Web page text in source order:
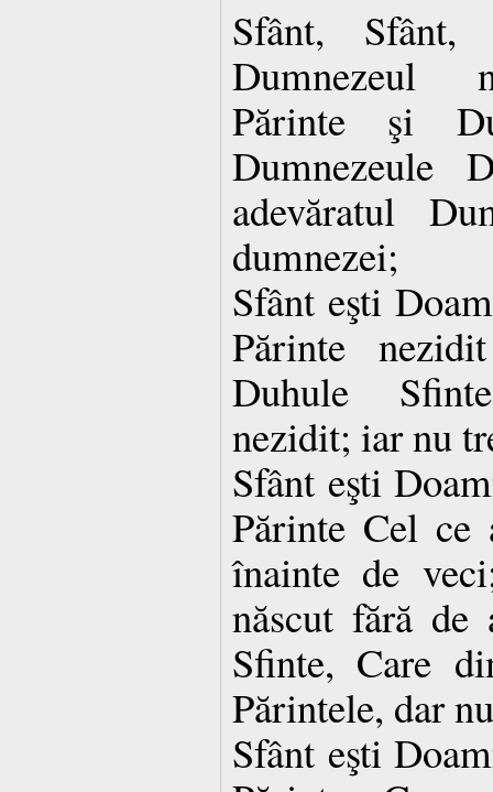
Sfânt, Sfânt,
Dumnezeul
Părinte şi
Dumnezeule
adevăratul
dumnezei;
Sfânt eşti
Părinte
Duhule
nezidit; iar nu
Sfânt eşti
Părinte Cel
înainte de
născut fără
Sfinte, Care
Părintele, dar
Sfânt eşti